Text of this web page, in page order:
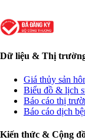
Dữ liệu & Thị
Giá thủy sản
Biểu đồ & lịch
Báo cáo thị
Báo cáo dịch
Kiến thức & Cộng